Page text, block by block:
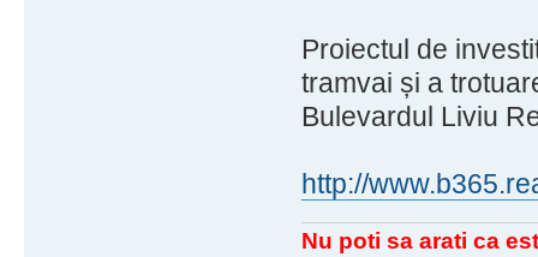
Proiectul de
tramvai și a
Bulevardul Liviu
http://
Nu poti sa arati ca